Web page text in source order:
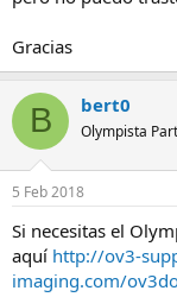
Gracias
B bert0
Olympista
5 Feb 2018
Si necesitas el
aquí http://ov3-
imaging.com/